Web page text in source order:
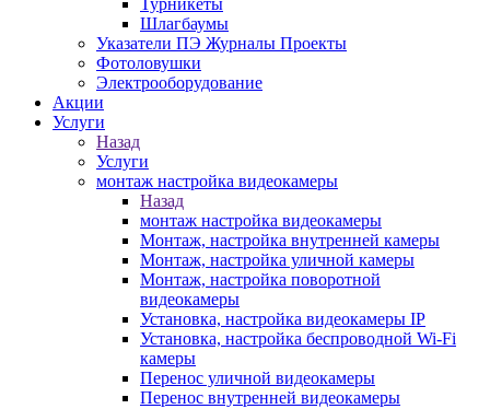
Шлагбаумы
Указатели ПЭ Журналы Проекты
Фотоловушки
Электрооборудование
Акции
Услуги
Назад
Услуги
монтаж настройка видеокамеры
Назад
монтаж настройка видеокамеры
Монтаж, настройка внутренней камеры
Монтаж, настройка уличной камеры
Монтаж, настройка поворотной
видеокамеры
Установка, настройка видеокамеры IP
Установка, настройка беспроводной Wi-Fi
камеры
Перенос уличной видеокамеры
Перенос внутренней видеокамеры